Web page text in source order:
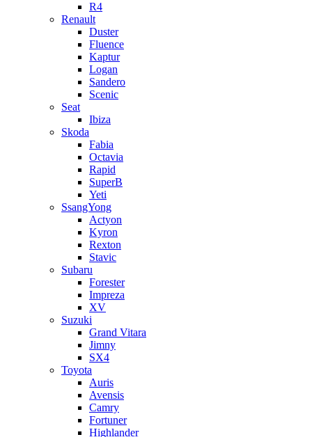
R4
Renault
Duster
Fluence
Kaptur
Logan
Sandero
Scenic
Seat
Ibiza
Skoda
Fabia
Octavia
Rapid
SuperB
Yeti
SsangYong
Actyon
Kyron
Rexton
Stavic
Subaru
Forester
Impreza
XV
Suzuki
Grand Vitara
Jimny
SX4
Toyota
Auris
Avensis
Camry
Fortuner
Highlander